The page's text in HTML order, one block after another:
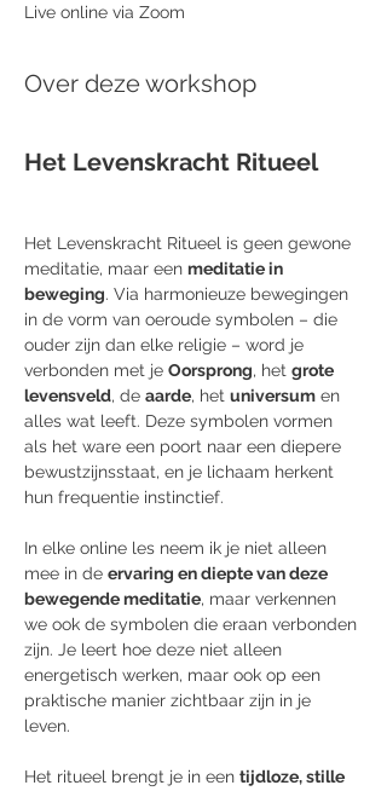
Live online via Zoom
Over deze workshop
Het Levenskracht Ritueel
Het Levenskracht Ritueel is geen gewone
meditatie, maar een meditatie in
beweging. Via harmonieuze bewegingen
in de vorm van oeroude symbolen – die
ouder zijn dan elke religie – word je
verbonden met je Oorsprong, het grote
levensveld, de aarde, het universum en
alles wat leeft. Deze symbolen vormen
als het ware een poort naar een diepere
bewustzijnsstaat, en je lichaam herkent
hun frequentie instinctief.
In elke online les neem ik je niet alleen
mee in de ervaring en diepte van deze
bewegende meditatie, maar verkennen
we ook de symbolen die eraan verbonden
zijn. Je leert hoe deze niet alleen
energetisch werken, maar ook op een
praktische manier zichtbaar zijn in je
leven.
Het ritueel brengt je in een tijdloze, stille